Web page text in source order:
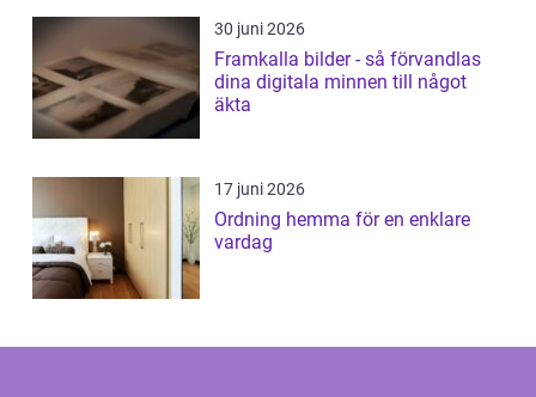
30 juni 2026
Framkalla bilder - så förvandlas
dina digitala minnen till något
äkta
17 juni 2026
Ordning hemma för en enklare
vardag